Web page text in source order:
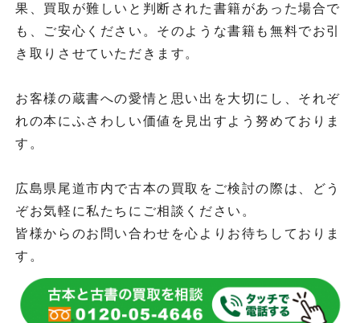
果、買取が難しいと判断された書籍があった場合で
も、ご安心ください。そのような書籍も無料でお引
き取りさせていただきます。
お客様の蔵書への愛情と思い出を大切にし、それぞ
れの本にふさわしい価値を見出すよう努めておりま
す。
広島県尾道市内で古本の買取をご検討の際は、どう
ぞお気軽に私たちにご相談ください。
皆様からのお問い合わせを心よりお待ちしておりま
す。